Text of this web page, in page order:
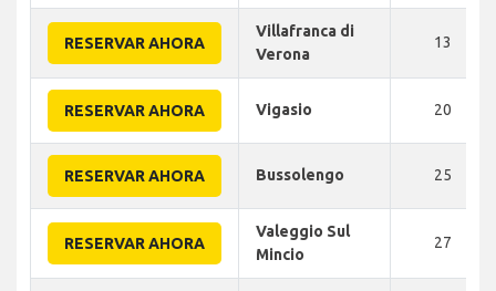
RESERVAR AHORA
Villafranca di
Verona
13
RESERVAR AHORA Vigasio 20
RESERVAR AHORA Bussolengo 25
RESERVAR AHORA
Valeggio Sul
Mincio
27